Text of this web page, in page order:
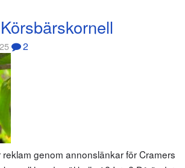
2
genom annonslänkar för Cramers